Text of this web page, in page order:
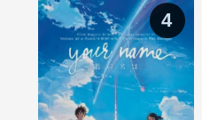
4